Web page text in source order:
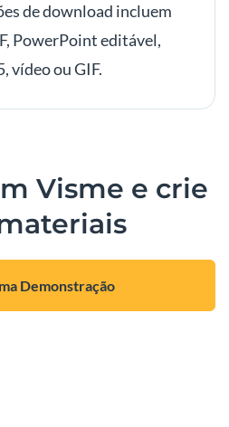
de download incluem
PowerPoint editável,
vídeo ou GIF.
Visme e crie
Demonstração